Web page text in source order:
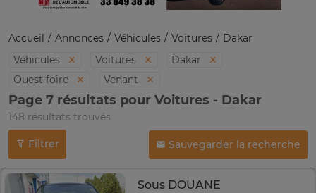
Accueil Annonces Véhicules Voitures
Dakar
Véhicules
Voitures
Dakar
Ouest foire
Venant
Page 7 résultats pour Voitures - Dakar
148 résultats trouvés
Filtrer Sauvegarder la recherche
Sous DOUANE